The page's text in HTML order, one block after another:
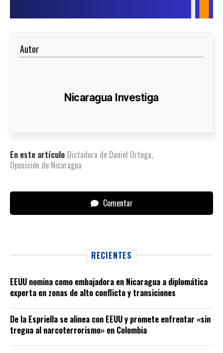
Autor
Nicaragua Investiga
En este artículo Dictadura de Daniel Ortega,
Oposición de Nicaragua
Comentar
RECIENTES
EEUU nomina como embajadora en Nicaragua a diplomática
experta en zonas de alto conflicto y transiciones
De la Espriella se alinea con EEUU y promete enfrentar «sin
tregua al narcoterrorismo» en Colombia